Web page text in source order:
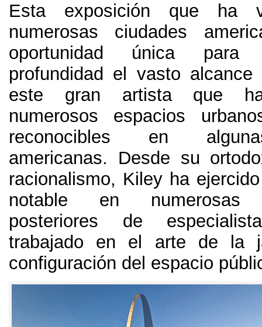
Esta exposición que ha
numerosas ciudades
oportunidad única para
profundidad el vasto
este gran artista que ha
numerosos espacios
reconocibles en
americanas. Desde su
racionalismo, Kiley ha
notable en numerosas
posteriores de
trabajado en el arte de la
configuración del espacio